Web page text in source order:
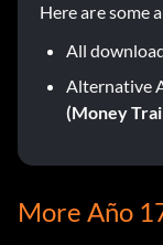
Here are some
All
Alternative
(Money
More Año